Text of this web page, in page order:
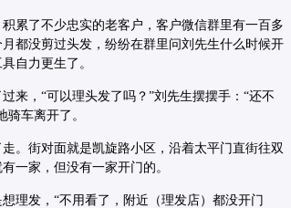
累了不少忠实的老客户，客户微信群里有一百多
都没剪过头发，纷纷在群里问刘先生什么时候开
自力更生了。
来，“可以理头发了吗？”刘先生摆摆手：“还不
车离开了。
。街对面就是凯旋路小区，沿着太平门直街往双
一家，但没有一家开门的。
理发，“不用看了，附近（理发店）都没开门